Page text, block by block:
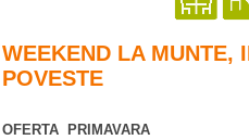
WEEKEND LA MUNTE,
POVESTE
OFERTA PRIMAVARA